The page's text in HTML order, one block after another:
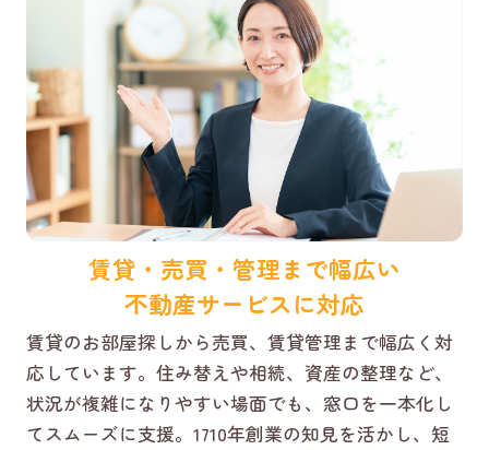
賃貸・売買・管理まで幅広い
不動産サービスに対応
賃貸のお部屋探しから売買、賃貸管理まで幅広く対
応しています。住み替えや相続、資産の整理など、
状況が複雑になりやすい場面でも、窓口を一本化し
てスムーズに支援。1710年創業の知見を活かし、短